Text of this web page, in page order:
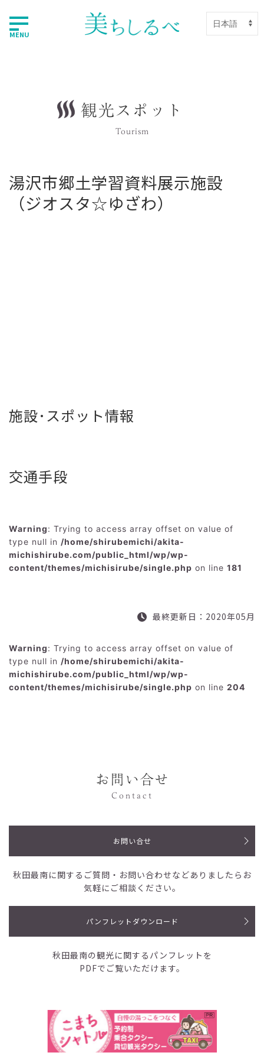
MENU
観光スポット
Tourism
湯沢市郷土学習資料展示施設
（ジオスタ☆ゆざわ）
施設･スポット情報
交通手段
Warning: Trying to access array offset on value of
type null in /home/shirubemichi/akita-
michishirube.com/public_html/wp/wp-
content/themes/michisirube/single.php on line 181
最終更新日：2020年05月
Warning: Trying to access array offset on value of
type null in /home/shirubemichi/akita-
michishirube.com/public_html/wp/wp-
content/themes/michisirube/single.php on line 204
お問い合せ
Contact
お問い合せ
秋田最南に関するご質問・お問い合わせなどありましたらお
気軽にご相談ください。
パンフレットダウンロード
秋田最南の観光に関するパンフレットを
PDFでご覧いただけます。